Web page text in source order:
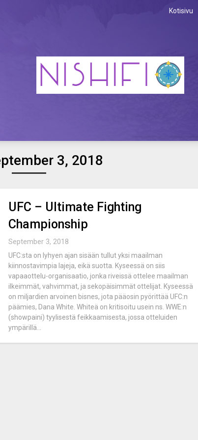
Kotisivu
3, 2018
UFC – Ultimate Fighting
Championship
September 3, 2018
UFC:sta on lyhyen ajan sisään tullut yksi maailman
kiinnostavimpia lajeja, eikä suotta. Kyseessä on siis
vapaaottelu-organisaatio, jonka riveissä ottelee maailman
ilkeimmät, vahvimmat, ja sekopäisimmät ottelijat. Kyseessä
on miljardien arvoinen bisnes, jota pääosin pyörittää UFC:n
päämies, Dana White. Whiteä on kritisoitu usein ns. WWE:n
(showpaini) tyylisestä feikkaamisesta, jossa otteluiden
ympärillä...